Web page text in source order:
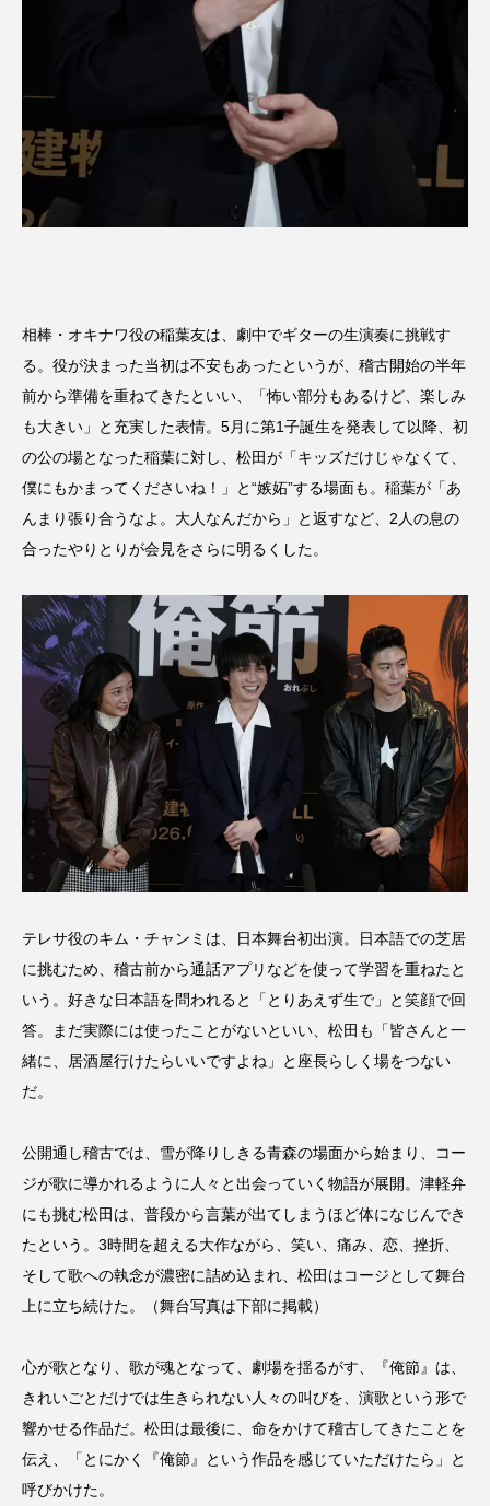
相棒・オキナワ役の稲葉友は、劇中でギターの生演奏に挑戦す
る。役が決まった当初は不安もあったというが、稽古開始の半年
前から準備を重ねてきたといい、「怖い部分もあるけど、楽しみ
も大きい」と充実した表情。5月に第1子誕生を発表して以降、初
の公の場となった稲葉に対し、松田が「キッズだけじゃなくて、
僕にもかまってくださいね！」と“嫉妬”する場面も。稲葉が「あ
んまり張り合うなよ。大人なんだから」と返すなど、2人の息の
合ったやりとりが会見をさらに明るくした。
テレサ役のキム・チャンミは、日本舞台初出演。日本語での芝居
に挑むため、稽古前から通話アプリなどを使って学習を重ねたと
いう。好きな日本語を問われると「とりあえず生で」と笑顔で回
答。まだ実際には使ったことがないといい、松田も「皆さんと一
緒に、居酒屋行けたらいいですよね」と座長らしく場をつない
だ。
公開通し稽古では、雪が降りしきる青森の場面から始まり、コー
ジが歌に導かれるように人々と出会っていく物語が展開。津軽弁
にも挑む松田は、普段から言葉が出てしまうほど体になじんでき
たという。3時間を超える大作ながら、笑い、痛み、恋、挫折、
そして歌への執念が濃密に詰め込まれ、松田はコージとして舞台
上に立ち続けた。（舞台写真は下部に掲載）
心が歌となり、歌が魂となって、劇場を揺るがす、『俺節』は、
きれいごとだけでは生きられない人々の叫びを、演歌という形で
響かせる作品だ。松田は最後に、命をかけて稽古してきたことを
伝え、「とにかく『俺節』という作品を感じていただけたら」と
呼びかけた。